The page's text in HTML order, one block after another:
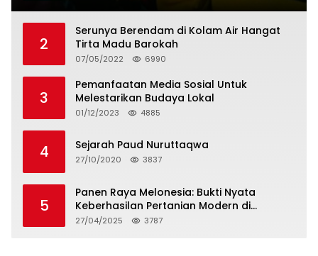
2
Serunya Berendam di Kolam Air Hangat
Tirta Madu Barokah
07/05/2022 6990
3
Pemanfaatan Media Sosial Untuk
Melestarikan Budaya Lokal
01/12/2023 4885
4 Sejarah Paud Nuruttaqwa
27/10/2020 3837
5
Panen Raya Melonesia: Bukti Nyata
Keberhasilan Pertanian Modern di
Kabupaten Bekasi
27/04/2025 3787